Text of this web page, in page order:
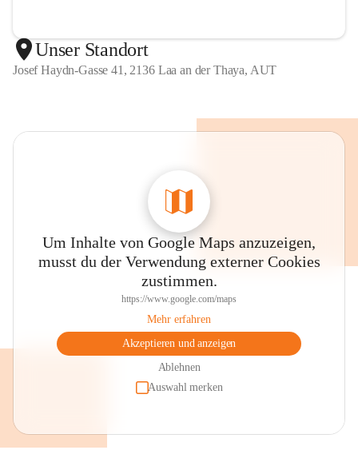
Unser Standort
Josef Haydn-Gasse 41, 2136 Laa an der Thaya, AUT
Um Inhalte von Google Maps anzuzeigen,
musst du der Verwendung externer Cookies
zustimmen.
https://www.google.com/maps
Mehr erfahren
Akzeptieren und anzeigen
Ablehnen
Auswahl merken